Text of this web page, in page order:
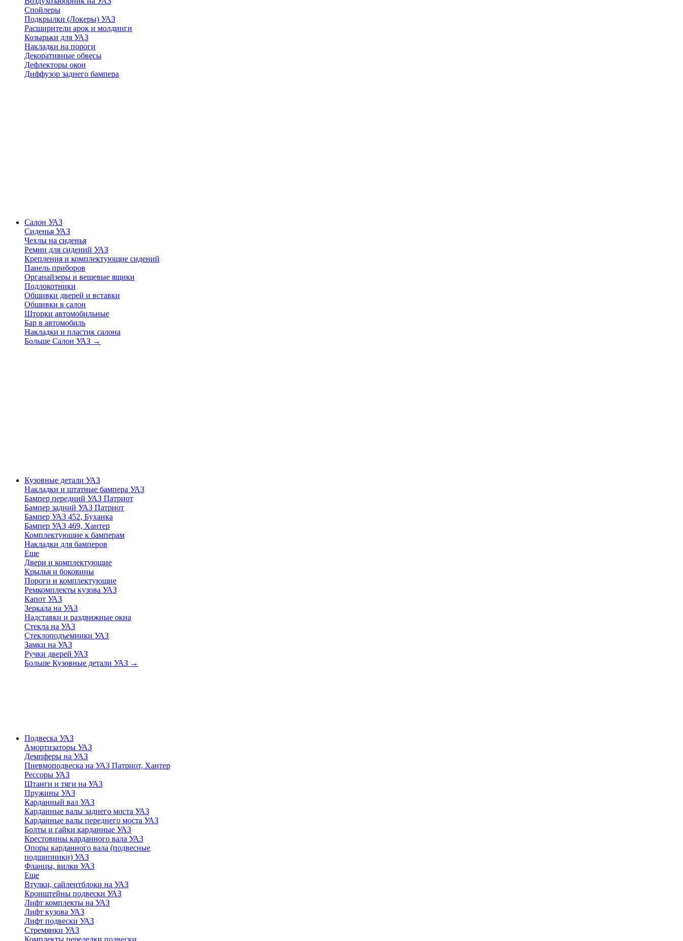
Спойлеры
Подкрылки (Локеры) УАЗ
Расширители арок и молдинги
Козырьки для УАЗ
Накладки на пороги
Декоративные обвесы
Дефлекторы окон
Диффузор заднего бампера
Салон УАЗ
Сиденья УАЗ
Чехлы на сиденья
Ремни для сидений УАЗ
Крепления и комплектующие сидений
Панель приборов
Органайзеры и вещевые ящики
Подлокотники
Обшивки дверей и вставки
Обшивки в салон
Шторки автомобильные
Бар в автомобиль
Накладки и пластик салона
Больше Салон УАЗ →
Кузовные детали УАЗ
Накладки и штатные бампера УАЗ
Бампер передний УАЗ Патриот
Бампер задний УАЗ Патриот
Бампер УАЗ 452, Буханка
Бампер УАЗ 469, Хантер
Комплектующие к бамперам
Накладки для бамперов
Еще
Двери и комплектующие
Крылья и боковины
Пороги и комплектующие
Ремкомплекты кузова УАЗ
Капот УАЗ
Зеркала на УАЗ
Надставки и раздвижные окна
Стекла на УАЗ
Стеклоподъемники УАЗ
Замки на УАЗ
Ручки дверей УАЗ
Больше Кузовные детали УАЗ →
Подвеска УАЗ
Амортизаторы УАЗ
Демпферы на УАЗ
Пневмоподвеска на УАЗ Патриот, Хантер
Рессоры УАЗ
Штанги и тяги на УАЗ
Пружины УАЗ
Карданный вал УАЗ
Карданные валы заднего моста УАЗ
Карданные валы переднего моста УАЗ
Болты и гайки карданные УАЗ
Крестовины карданного вала УАЗ
Опоры карданного вала (подвесные
подшипники) УАЗ
Фланцы, вилки УАЗ
Еще
Втулки, сайлентблоки на УАЗ
Кронштейны подвески УАЗ
Лифт комплекты на УАЗ
Лифт кузова УАЗ
Лифт подвески УАЗ
Стремянки УАЗ
Комплекты переделки подвески